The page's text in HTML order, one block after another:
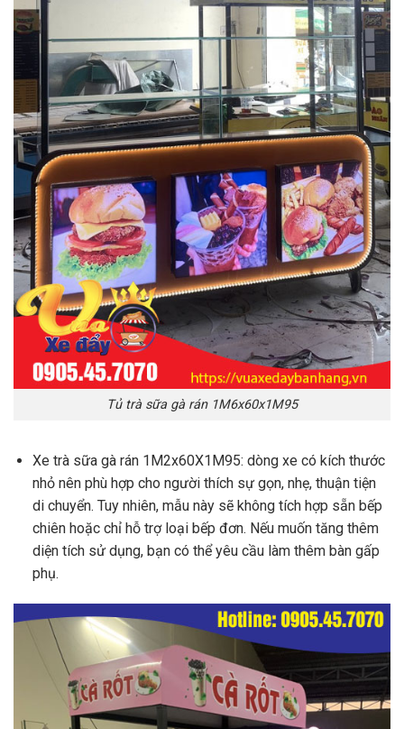
Tủ trà sữa gà rán 1M6x60x1M95
Xe trà sữa gà rán 1M2x60X1M95: dòng xe có kích thước
nhỏ nên phù hợp cho người thích sự gọn, nhẹ, thuận tiện
di chuyển. Tuy nhiên, mẫu này sẽ không tích hợp sẵn bếp
chiên hoặc chỉ hỗ trợ loại bếp đơn. Nếu muốn tăng thêm
diện tích sử dụng, bạn có thể yêu cầu làm thêm bàn gấp
phụ.